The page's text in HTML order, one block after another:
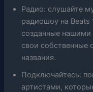
Радио: слушайте
радиошоу на Beats
созданные нашими
свои собственные
названия.
Подключайтесь:
артистами,